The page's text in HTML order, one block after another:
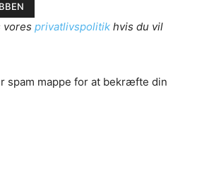
vores privatlivspolitik hvis du vil
spam mappe for at bekræfte din